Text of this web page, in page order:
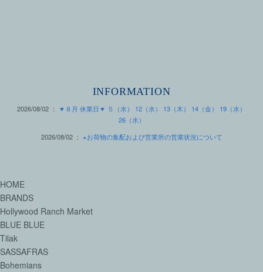
INFORMATION
2026/08/02 ：
▼８月 休業日▼ ５（水） 12（水） 13（木） 14（金） 19（水）
26（水）
2026/08/02 ： ※お荷物の集配および営業所の営業状況について
HOME
BRANDS
Hollywood Ranch Market
BLUE BLUE
Tilak
SASSAFRAS
Bohemians